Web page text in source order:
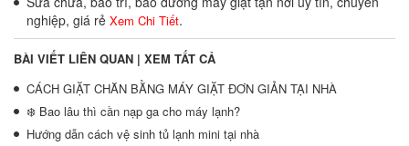
nghiệp, giá rẻ Xem Chi Tiết.
BÀI VIẾT LIÊN QUAN | XEM TẤT CẢ
CÁCH GIẶT CHĂN BẰNG MÁY GIẶT ĐƠN GIẢN TẠI NHÀ
❄️ Bao lâu thì cần nạp ga cho máy lạnh?
Hướng dẫn cách vệ sinh tủ lạnh mini tại nhà